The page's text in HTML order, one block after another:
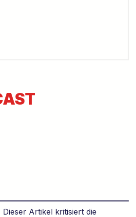
Dieser Artikel kritisiert die